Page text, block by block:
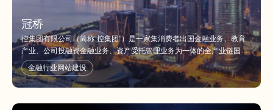
冠桥
控集团有限公司（简称“控集团”）是一家集消费者出国金融业务、教育
产业、公司投融资金融业务、资产受托管理业务为一体的全产业链国际
化金融服务平台，总部位于香港中环，于香港主板上市（股票代码：
1269.HK）。
金融行业网站建设